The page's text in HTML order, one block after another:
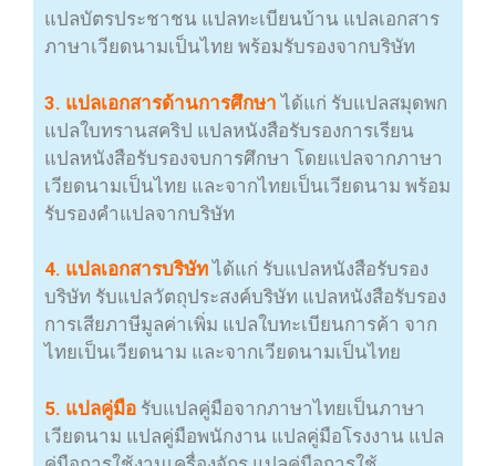
แปลบัตรประชาชน แปลทะเบียนบ้าน แปลเอกสาร
ภาษาเวียดนามเป็นไทย พร้อมรับรองจากบริษัท
3. แปลเอกสารด้านการศึกษา ได้แก่ รับแปลสมุดพก
แปลใบทรานสคริป แปลหนังสือรับรองการเรียน
แปลหนังสือรับรองจบการศึกษา โดยแปลจากภาษา
เวียดนามเป็นไทย และจากไทยเป็นเวียดนาม พร้อม
รับรองคำแปลจากบริษัท
4. แปลเอกสารบริษัทได้แก่ รับแปลหนังสือรับรอง
บริษัท รับแปลวัตถุประสงค์บริษัท แปลหนังสือรับรอง
การเสียภาษีมูลค่าเพิ่ม แปลใบทะเบียนการค้า จาก
ไทยเป็นเวียดนาม และจากเวียดนามเป็นไทย
5. แปลคู่มือ รับแปลคู่มือจากภาษาไทยเป็นภาษา
เวียดนาม แปลคู่มือพนักงาน แปลคู่มือโรงงาน แปล